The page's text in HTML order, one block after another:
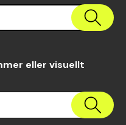
eller visuellt